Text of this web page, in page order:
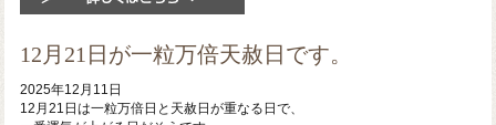
12月21日が一粒万倍天赦日です。
2025年12月11日
12月21日は一粒万倍日と天赦日が重なる日で、